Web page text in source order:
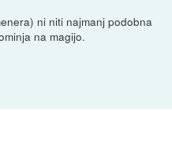
ni niti najmanj podobna
na magijo.